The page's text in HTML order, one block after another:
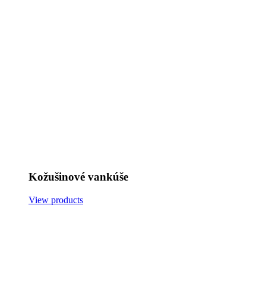
Kožušinové vankúše
View products